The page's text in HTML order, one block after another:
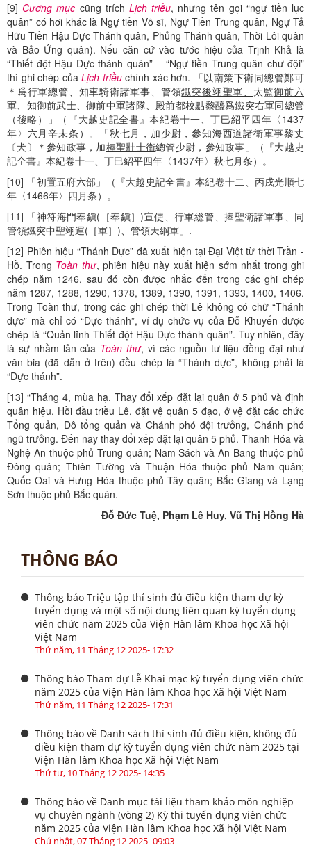
[9] Cương mục cũng trích Lịch triều, nhưng tên gọi “ngự tiền lục
quân” có hơi khác là Ngự tiền Võ sĩ, Ngự Tiền Trung quân, Ngự Tả
Hữu Tiền Hậu Dực Thánh quân, Phủng Thánh quân, Thời Lôi quân
và Bảo Ứng quân). Nếu căn cứ vào tước hiệu của Trịnh Khả là
“Thiết đột Hậu Dực thánh quân” – “Ngự tiền Trung quân chư đội”
thì ghi chép củaLịch triềuchính xác hơn. 「以南策下衛同總管鄭可
＊爲行軍總管、知車騎衛諸軍事、管領鐵突後翊聖軍、 太監御前六
軍、知御前武士、御前中軍諸隊、 殿前都校點黎醯爲鐵突右軍同總管
（後略）」（『大越史記全書』本紀卷十一、丁巳紹平四年〈1437
年〉六月辛未条）。「秋七月，加少尉，參知海西道諸衛軍事黎丈
〔犬〕＊參知政事，加棒聖壯士衛總管少尉，參知政事」（『大越史
記全書』本紀卷十一、丁巳紹平四年〈1437年〉秋七月条）。
[10] 「初置五府六部」（『大越史記全書』本紀卷十二、丙戌光順七
年〈1466年〉四月条）。
[11] 「神符海門奉鎭(［奉鎭］)宣使、行軍総管、捧聖衛諸軍事、同
管領鐵突中聖翊運(［軍］)、管領天綱軍」.
[12] Phiên hiệu “Thánh Dực” đã xuất hiện tại Đại Việt từ thời Trần -
Hồ. Trong Toàn thư, phiên hiệu này xuất hiện sớm nhất trong ghi
chép năm 1246, sau đó còn được nhắc đến trong các ghi chép
năm 1287, 1288, 1290, 1378, 1389, 1390, 1391, 1393, 1400, 1406.
Trong Toàn thư, trong các ghi chép thời Lê không có chữ “Thánh
dực” mà chỉ có “Dực thánh”, ví dụ chức vụ của Đỗ Khuyển được
chép là “Quản lĩnh Thiết đột Hậu Dực thánh quân”. Tuy nhiên, đây
là sự nhầm lẫn của Toàn thư, vì các nguồn tư liệu đồng đại như
văn bia (đã dẫn ở trên) đều chép là “Thánh dực”, không phải là
“Dực thánh”.
[13] “Tháng 4, mùa hạ. Thay đổi xếp đặt lại quân ở 5 phủ và định
quân hiệu. Hồi đầu triều Lê, đặt vệ quân 5 đạo, ở vệ đặt các chức
Tổng quản, Đô tổng quản và Chánh phó đội trưởng, Chánh phó
ngũ trưởng. Đến nay thay đổi xếp đặt lại quân 5 phủ. Thanh Hóa và
Nghệ An thuộc phủ Trung quân; Nam Sách và An Bang thuộc phủ
Đông quân; Thiên Tường và Thuận Hóa thuộc phủ Nam quân;
Quốc Oai và Hưng Hóa thuộc phủ Tây quân; Bắc Giang và Lạng
Sơn thuộc phủ Bắc quân.
Đỗ Đức Tuệ, Phạm Lê Huy, Vũ Thị Hồng Hà
THÔNG BÁO
Thông báo Triệu tập thí sinh đủ điều kiện tham dự kỳ
tuyển dụng và một số nội dung liên quan kỳ tuyển dụng
viên chức năm 2025 của Viện Hàn lâm Khoa học Xã hội
Việt Nam
Thứ năm, 11 Tháng 12 2025- 17:32
Thông báo Tham dự Lễ Khai mạc kỳ tuyển dụng viên chức
năm 2025 của Viện Hàn lâm Khoa học Xã hội Việt Nam
Thứ năm, 11 Tháng 12 2025- 17:31
Thông báo về Danh sách thí sinh đủ điều kiện, không đủ
điều kiện tham dự kỳ tuyển dụng viên chức năm 2025 tại
Viện Hàn lâm Khoa học Xã hội Việt Nam
Thứ tư, 10 Tháng 12 2025- 14:35
Thông báo về Danh mục tài liệu tham khảo môn nghiệp
vụ chuyên ngành (vòng 2) Kỳ thi tuyển dụng viên chức
năm 2025 của Viện Hàn lâm Khoa học Xã hội Việt Nam
Chủ nhật, 07 Tháng 12 2025- 09:03